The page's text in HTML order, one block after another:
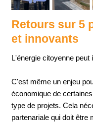
Retours sur 5
et innovants
L'énergie citoyenne peut
C'est même un enjeu
économique de
type de projets. Cela
partenariale qui doit être